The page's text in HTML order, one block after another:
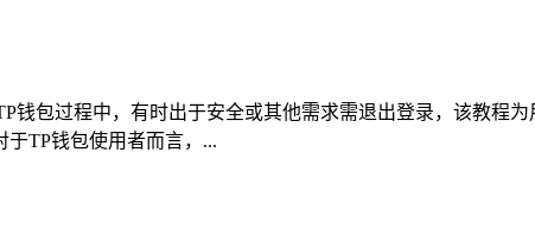
包过程中，有时出于安全或其他需求需退出登录，该教程为
TP钱包使用者而言，...